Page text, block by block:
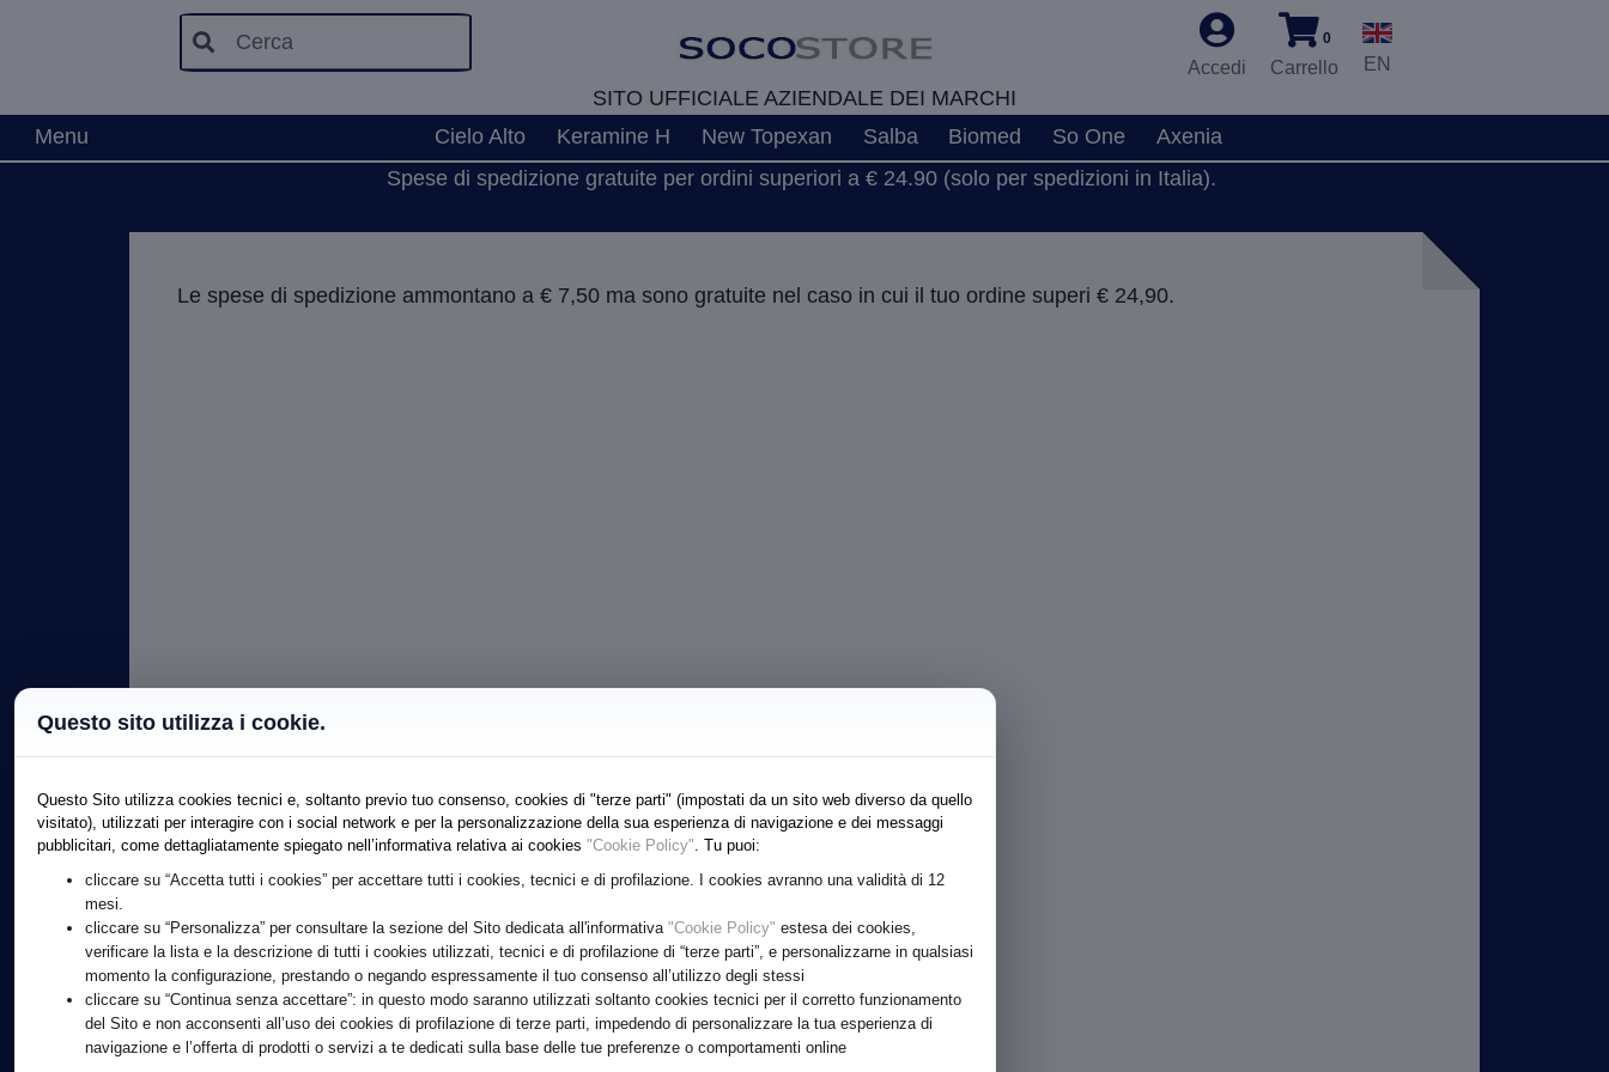
Cerca
Accedi
0
Carrello EN
SITO UFFICIALE AZIENDALE DEI MARCHI
Menu
Cielo Alto Keramine H New Topexan Salba Biomed So One
Axenia
Spese di spedizione gratuite per ordini superiori a € 24.90 (solo per spedizioni in Italia).
Le spese di spedizione ammontano a € 7,50 ma sono gratuite nel caso in cui il tuo ordine superi € 24,90.
Questo sito utilizza i cookie.
Questo Sito utilizza cookies tecnici e, soltanto previo tuo consenso, cookies di "terze parti" (impostati da un sito web diverso da quello
visitato), utilizzati per interagire con i social network e per la personalizzazione della sua esperienza di navigazione e dei messaggi
pubblicitari, come dettagliatamente spiegato nell’informativa relativa ai cookies "Cookie Policy". Tu puoi:
cliccare su “Accetta tutti i cookies” per accettare tutti i cookies, tecnici e di profilazione. I cookies avranno una validità di 12
mesi.
cliccare su “Personalizza” per consultare la sezione del Sito dedicata all'informativa "Cookie Policy" estesa dei cookies,
verificare la lista e la descrizione di tutti i cookies utilizzati, tecnici e di profilazione di “terze parti”, e personalizzarne in qualsiasi
momento la configurazione, prestando o negando espressamente il tuo consenso all’utilizzo degli stessi
cliccare su “Continua senza accettare”: in questo modo saranno utilizzati soltanto cookies tecnici per il corretto funzionamento
del Sito e non acconsenti all’uso dei cookies di profilazione di terze parti, impedendo di personalizzare la tua esperienza di
navigazione e l’offerta di prodotti o servizi a te dedicati sulla base delle tue preferenze o comportamenti online